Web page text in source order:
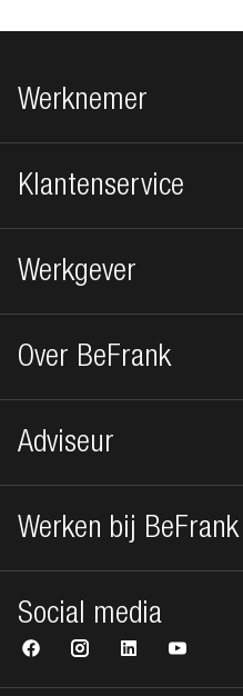
Footer navigatie
Werknemer
Klantenservice
Werkgever
Over BeFrank
Adviseur
Werken bij BeFrank
Social media